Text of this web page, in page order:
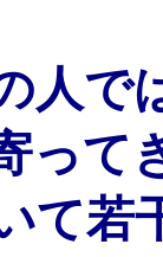
人で
って
て若